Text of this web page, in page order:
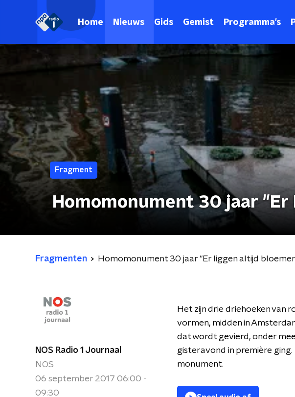
Home Nieuws Gids Gemist Programma's
Fragment
Homomonument 30 jaar
Fragmenten Homomonument 30 jaar "Er liggen altijd
NOS Radio 1 Journaal
NOS
06 september 2017 06:00 -
09:30
Het zijn drie driehoeken van
vormen, midden in
dat wordt gevierd, onder
gisteravond in première
monument.